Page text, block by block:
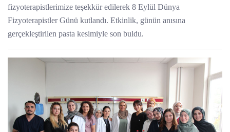
fizyoterapistlerimize teşekkür edilerek 8 Eylül Dünya
Fizyoterapistler Günü kutlandı. Etkinlik, günün anısına
gerçekleştirilen pasta kesimiyle son buldu.